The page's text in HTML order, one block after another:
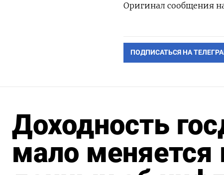
Оригинал сообщения
ПОДПИСАТЬСЯ НА
Доходность
мало